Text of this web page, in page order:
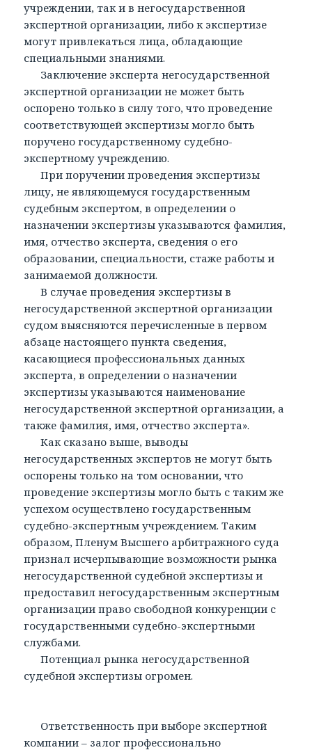
учреждении, так и в негосударственной
экспертной организации, либо к экспертизе
могут привлекаться лица, обладающие
специальными знаниями.
Заключение эксперта негосударственной
экспертной организации не может быть
оспорено только в силу того, что проведение
соответствующей экспертизы могло быть
поручено государственному судебно-
экспертному учреждению.
При поручении проведения экспертизы
лицу, не являющемуся государственным
судебным экспертом, в определении о
назначении экспертизы указываются фамилия,
имя, отчество эксперта, сведения о его
образовании, специальности, стаже работы и
занимаемой должности.
В случае проведения экспертизы в
негосударственной экспертной организации
судом выясняются перечисленные в первом
абзаце настоящего пункта сведения,
касающиеся профессиональных данных
эксперта, в определении о назначении
экспертизы указываются наименование
негосударственной экспертной организации, а
также фамилия, имя, отчество эксперта».
Как сказано выше, выводы
негосударственных экспертов не могут быть
оспорены только на том основании, что
проведение экспертизы могло быть с таким же
успехом осуществлено государственным
судебно-экспертным учреждением. Таким
образом, Пленум Высшего арбитражного суда
признал исчерпывающие возможности рынка
негосударственной судебной экспертизы и
предоставил негосударственным экспертным
организации право свободной конкуренции с
государственными судебно-экспертными
службами.
Потенциал рынка негосударственной
судебной экспертизы огромен.
Ответственность при выборе экспертной
компании – залог профессионально